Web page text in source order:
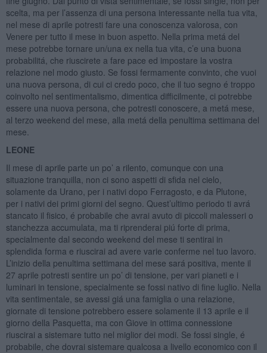
scelta, ma per l’assenza di una persona interessante nella tua vita,
nel mese di aprile potresti fare una conoscenza valorosa, con
Venere per tutto il mese in buon aspetto. Nella prima metá del
mese potrebbe tornare un/una ex nella tua vita, c’e una buona
probabilitá, che riuscirete a fare pace ed impostare la vostra
relazione nel modo giusto. Se fossi fermamente convinto, che vuoi
una nuova persona, di cui ci credo poco, che il tuo segno é troppo
coinvolto nel sentimentalismo, dimentica difficilmente, ci potrebbe
essere una nuova persona, che potresti conoscere, a metá mese,
al terzo weekend del mese, alla metá della penultima settimana del
mese.
LEONE
Il mese di aprile parte un po’ a rilento, comunque con una
situazione tranquilla, non ci sono aspetti di sfida nel cielo,
solamente da Urano, per i nativi dopo Ferragosto, e da Plutone,
per i nativi dei primi giorni del segno. Quest’ultimo periodo ti avrá
stancato il fisico, é probabile che avrai avuto di piccoli malesseri o
stanchezza accumulata, ma ti riprenderai piú forte di prima,
specialmente dal secondo weekend del mese ti sentirai in
splendida forma e riuscirai ad avere varie conferme nel tuo lavoro.
L’inizio della penultima settimana del mese sará positiva, mente il
27 aprile potresti sentire un po’ di tensione, per vari pianeti e i
luminari in tensione, specialmente se fossi nativo di fine luglio. Nella
vita sentimentale, se avessi giá una famiglia o una relazione,
giornate di tensione potrebbero essere solamente il 13 aprile e il
giorno della Pasquetta, ma con Giove in ottima connessione
riuscirai a sistemare tutto nel miglior dei modi. Se fossi single, é
probabile, che dovrai sistemare qualcosa a livello economico con il